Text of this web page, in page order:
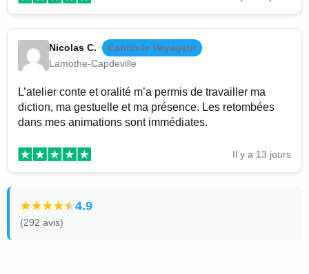
Nicolas C.
Cantin le Voyageur
Lamothe-Capdeville
L’atelier conte et oralité m’a permis de travailler ma
diction, ma gestuelle et ma présence. Les retombées
dans mes animations sont immédiates.
Il y a 13 jours
4.9
(292 avis)